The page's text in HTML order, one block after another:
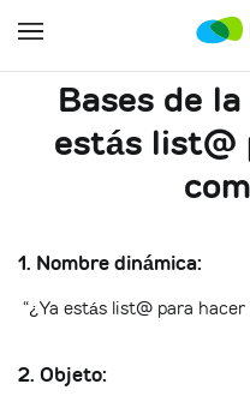
Bases de
estás list@
1. Nombre dinámica:
“¿Ya estás list@ para
2. Objeto: